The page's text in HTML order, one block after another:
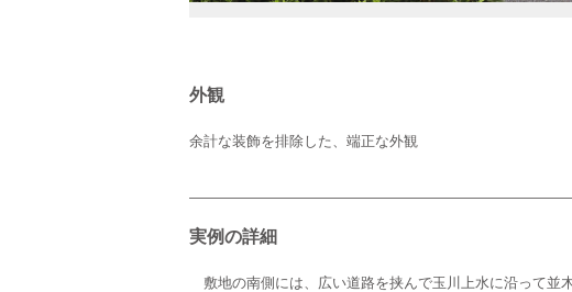
外観
余計な装飾を排除した、端正な外観
実例の詳細
敷地の南側には、広い道路を挟んで玉川上水に沿って並